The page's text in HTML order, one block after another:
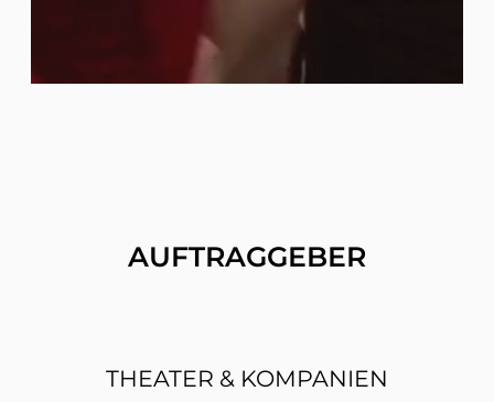
AUFTRAGGEBER
THEATER & KOMPANIEN